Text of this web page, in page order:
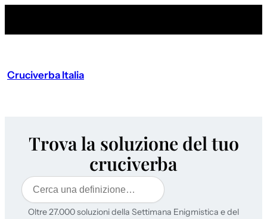
Cruciverba Italia
Trova la soluzione del tuo
cruciverba
Cerca
Oltre 27.000 soluzioni della Settimana Enigmistica e del